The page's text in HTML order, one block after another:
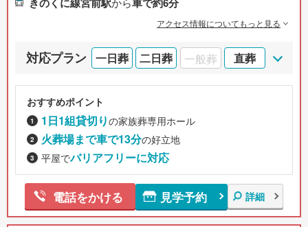
アクセス情報についてもっと見る
対応プラン 一日葬 二日葬 一般葬 直葬
おすすめポイント
1日1組貸切りの家族葬専用ホール
火葬場まで車で13分の好立地
平屋でバリアフリーに対応
電話をかける 見学予約 詳細